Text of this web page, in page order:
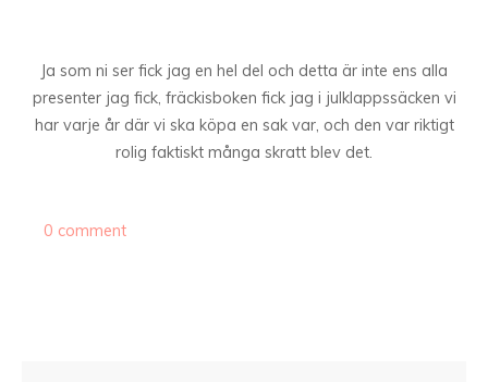
Ja som ni ser fick jag en hel del och detta är inte ens alla
presenter jag fick, fräckisboken fick jag i julklappssäcken vi
har varje år där vi ska köpa en sak var, och den var riktigt
rolig faktiskt många skratt blev det.
0 comment